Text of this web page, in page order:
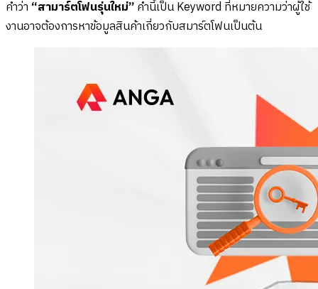
คำว่า “สามาร์ตโฟนรุ่นใหม่”คำนี้เป็น Keyword ที่หมายความว่าผู้ใช้
งานอาจต้องการหาข้อมูลสินค้าเกี่ยวกับสมาร์ตโฟนเป็นต้น